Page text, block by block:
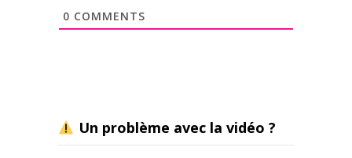
0 COMMENTS
Un problème avec la vidéo ?